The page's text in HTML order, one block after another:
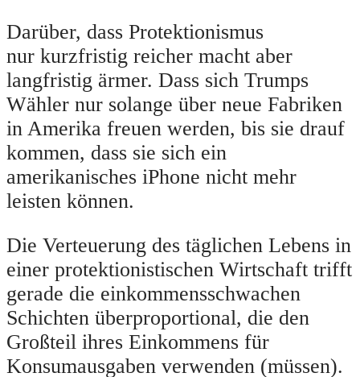
Darüber, dass Protektionismus
nur kurzfristig reicher macht aber
langfristig ärmer. Dass sich Trumps
Wähler nur solange über neue Fabriken
in Amerika freuen werden, bis sie drauf
kommen, dass sie sich ein
amerikanisches iPhone nicht mehr
leisten können.
Die Verteuerung des täglichen Lebens in
einer protektionistischen Wirtschaft trifft
gerade die einkommensschwachen
Schichten überproportional, die den
Großteil ihres Einkommens für
Konsumausgaben verwenden (müssen).